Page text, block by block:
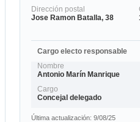
Dirección postal
Jose Ramon Batalla, 38
Cargo electo responsable
Nombre
Antonio Marín Manrique
Cargo
Concejal delegado
Última actualización: 9/08/25